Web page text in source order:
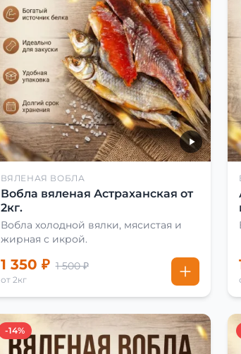
ВЯЛЕНАЯ ВОБЛА
Вобла вяленая Астраханская от
2кг.
Вобла холодной вялки, мясистая и
жирная с икрой.
1 350 ₽ 1 500 ₽
от 2кг
-14%